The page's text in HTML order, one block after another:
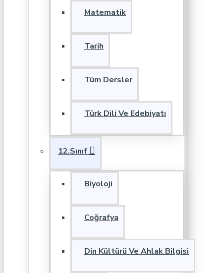
Matematik
Tarih
Tüm Dersler
Türk Dili Ve Edebiyatı
12.Sınıf
Biyoloji
Coğrafya
Din Kültürü Ve Ahlak Bilgisi